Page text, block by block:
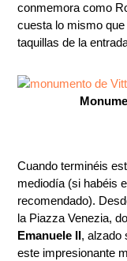
conmemora como
cuesta lo mismo
taquillas de la
Cuando terminéis
mediodía (si habéis
recomendado).
la Piazza Venezia,
Emanuele II, alzado
este impresionante